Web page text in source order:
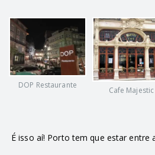
DOP Restaurante
Cafe Majestic
É isso aí! Porto tem que estar entre